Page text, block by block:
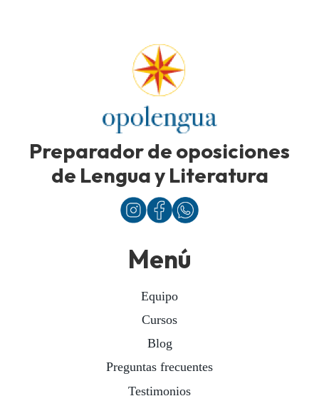
Preparador de oposiciones
de Lengua y Literatura
Menú
Equipo
Cursos
Blog
Preguntas frecuentes
Testimonios